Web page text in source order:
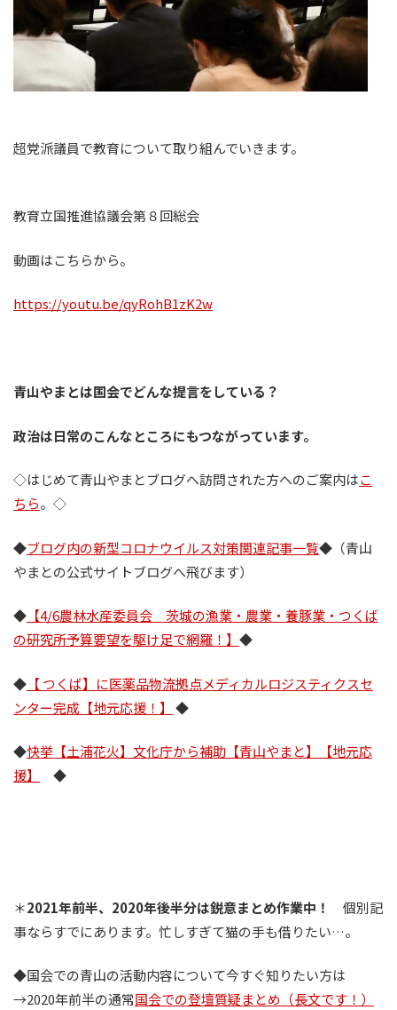
超党派議員で教育について取り組んでいきます。
教育立国推進協議会第８回総会
動画はこちらから。
https://youtu.be/qyRohB1zK2w
青山やまとは国会でどんな提言をしている？
政治は日常のこんなところにもつながっています。
◇はじめて青山やまとブログへ訪問された方へのご案内はこ
ちら。◇
◆ブログ内の新型コロナウイルス対策関連記事一覧◆（青山
やまとの公式サイトブログへ飛びます）
◆ 【4/6農林水産委員会 茨城の漁業・農業・養豚業・つくば
の研究所予算要望を駆け足で網羅！】 ◆
◆ 【 つくば】に医薬品物流拠点メディカルロジスティクスセ
ンター完成【地元応援！】
◆
◆快挙【土浦花火】文化庁から補助【青山やまと】【地元応
援】
◆
＊2021年前半、2020年後半分は鋭意まとめ作業中！
個別記
事ならすでにあります。忙しすぎて猫の手も借りたい…。
◆国会での青山の活動内容について今すぐ知りたい方は
→2020年前半の通常国会での登壇質疑まとめ（長文です！）